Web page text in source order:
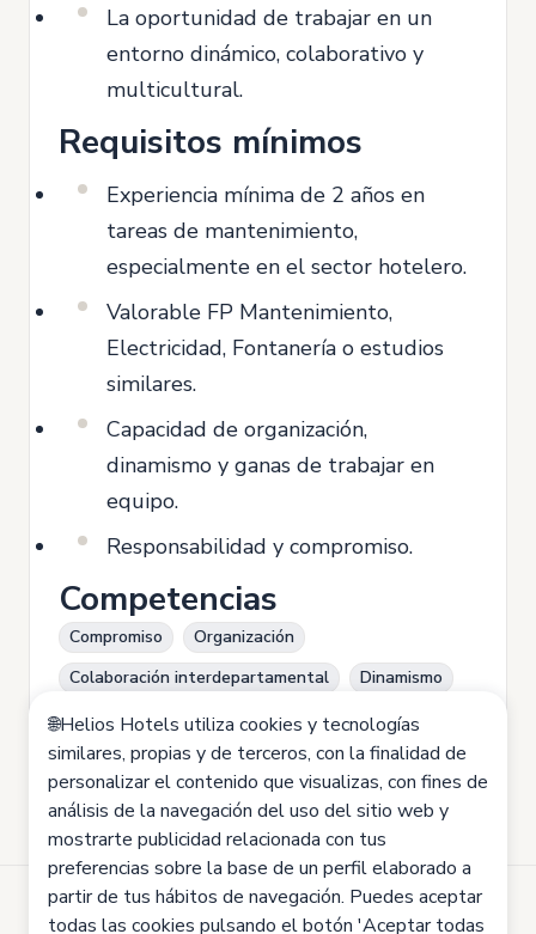
La oportunidad de trabajar en un
entorno dinámico, colaborativo y
multicultural.
Requisitos mínimos
Experiencia mínima de 2 años en
tareas de mantenimiento,
especialmente en el sector hotelero.
Valorable FP Mantenimiento,
Electricidad, Fontanería o estudios
similares.
Capacidad de organización,
dinamismo y ganas de trabajar en
equipo.
Responsabilidad y compromiso.
Competencias
Compromiso
Organización
Colaboración interdepartamental
Dinamismo
Calidad
Comunicación
Desarrollado por
🌐Helios Hotels utiliza cookies y tecnologías
similares, propias y de terceros, con la finalidad de
personalizar el contenido que visualizas, con fines de
análisis de la navegación del uso del sitio web y
mostrarte publicidad relacionada con tus
preferencias sobre la base de un perfil elaborado a
partir de tus hábitos de navegación. Puedes aceptar
todas las cookies pulsando el botón 'Aceptar todas